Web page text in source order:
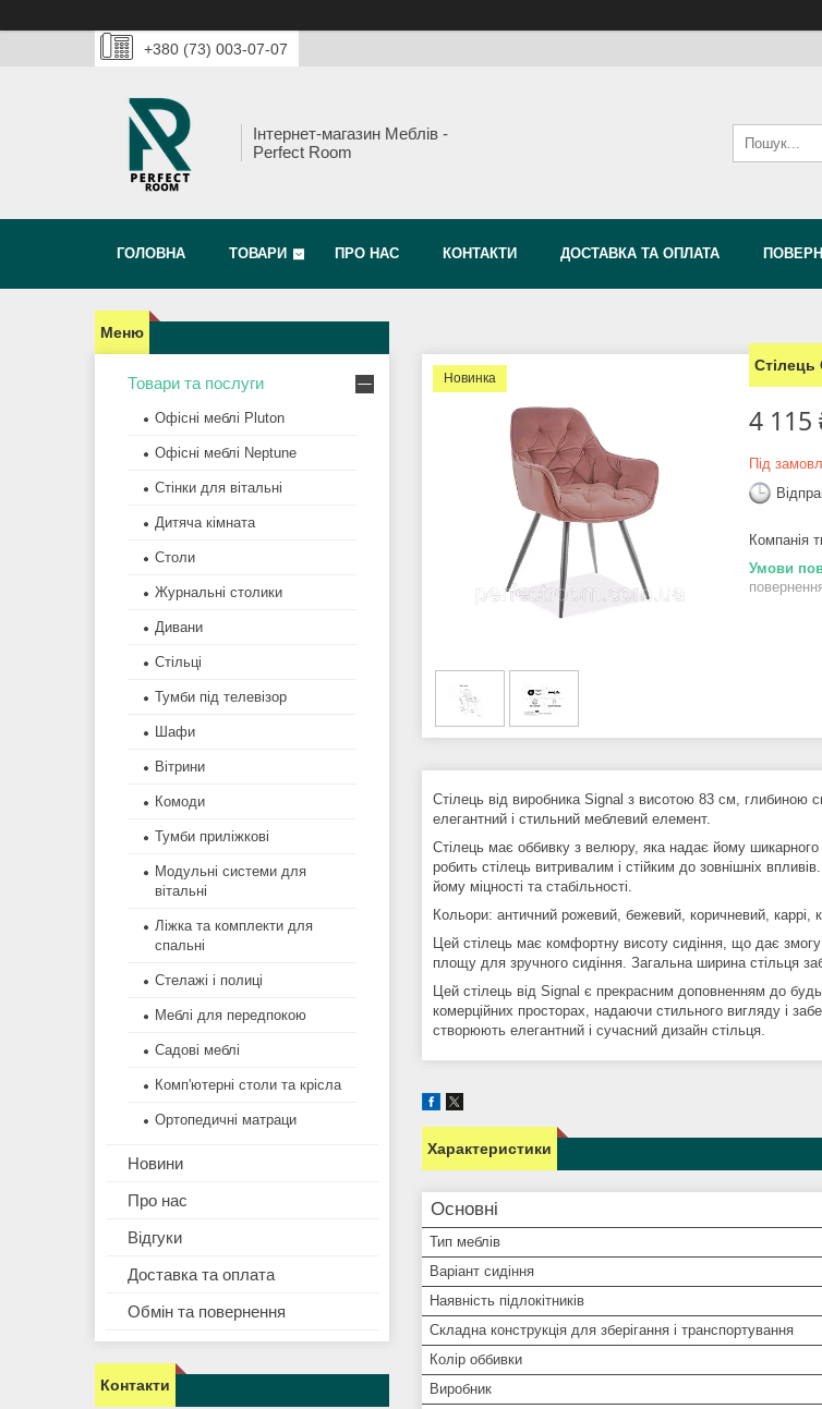
+380 (73) 003-07-07
Інтернет-магазин Меблів -
Perfect Room
ГОЛОВНА ТОВАРИ ПРО НАС КОНТАКТИ ДОСТАВКА ТА ОПЛАТА
Новинка
Стілець
4 115
Під
Компанія
Стілець від виробника Signal з висотою 83 см,
елегантний і стильний меблевий елемент.
Стілець має оббивку з велюру, яка надає йому
робить стілець витривалим і стійким до зовнішніх
йому міцності та стабільності.
Кольори: античний рожевий, бежевий, коричневий, каррі,
Цей стілець має комфортну висоту сидіння, що дає
площу для зручного сидіння. Загальна ширина стільця
Цей стілець від Signal є прекрасним доповненням до
комерційних просторах, надаючи стильного вигляду і
створюють елегантний і сучасний дизайн стільця.
Характеристики
Основні
Тип меблів
Варіант сидіння
Наявність підлокітників
Складна конструкція для зберігання і транспортування
Колір оббивки
Виробник
Товари та послуги
Офісні меблі Pluton
Офісні меблі Neptune
Стінки для вітальні
Дитяча кімната
Столи
Журнальні столики
Дивани
Стільці
Тумби під телевізор
Шафи
Вітрини
Комоди
Тумби приліжкові
Модульні системи для
вітальні
Ліжка та комплекти для
спальні
Стелажі і полиці
Меблі для передпокою
Садові меблі
Комп'ютерні столи та крісла
Ортопедичні матраци
Новини
Про нас
Відгуки
Доставка та оплата
Обмін та повернення
Контакти